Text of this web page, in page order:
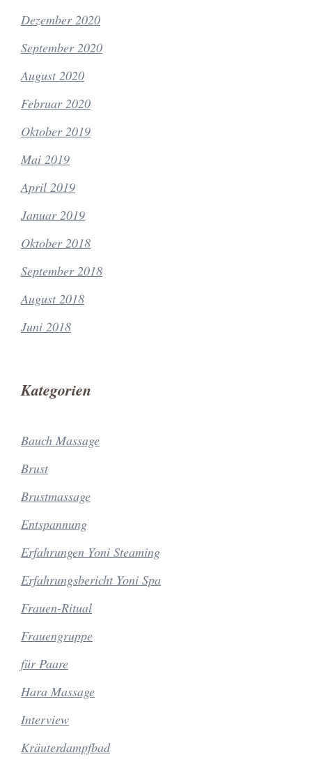
Dezember 2020
September 2020
August 2020
Februar 2020
Oktober 2019
Mai 2019
April 2019
Januar 2019
Oktober 2018
September 2018
August 2018
Juni 2018
Kategorien
Bauch Massage
Brust
Brustmassage
Entspannung
Erfahrungen Yoni Steaming
Erfahrungsbericht Yoni Spa
Frauen-Ritual
Frauengruppe
für Paare
Hara Massage
Interview
Kräuterdampfbad